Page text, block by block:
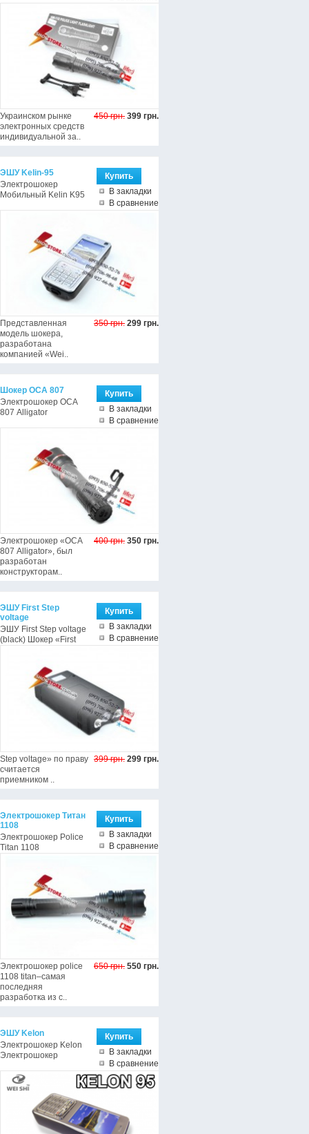
450 грн. 399 грн.
Украинском рынке
электронных средств
индивидуальной за..
В закладки
В сравнение
350 грн. 299 грн.
ЭШУ Kelin-95
Электрошокер
Мобильный Kelin K95
Представленная
модель шокера,
разработана
компанией «Wei..
В закладки
В сравнение
400 грн. 350 грн.
Шокер ОСА 807
Электрошокер ОСА
807 Alligator
Электрошокер «ОСА
807 Alligator», был
разработан
конструкторам..
В закладки
В сравнение
399 грн. 299 грн.
ЭШУ First Step
voltage
ЭШУ First Step voltage
(black) Шокер «First
Step voltage» по праву
считается
приемником ..
В закладки
В сравнение
650 грн. 550 грн.
Электрошокер Титан
1108
Электрошокер Police
Titan 1108
Электрошокер police
1108 titan–самая
последняя
разработка из с..
В закладки
В сравнение
ЭШУ Kelon
Электрошокер Kelon
Электрошокер